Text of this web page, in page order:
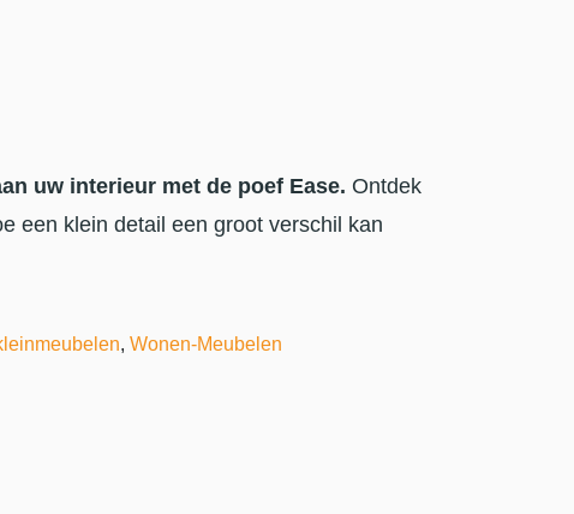
uw interieur met de poef Ease. Ontdek
een klein detail een groot verschil kan
, Wonen-Meubelen